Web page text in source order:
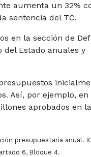
aumenta un 32%
sentencia del TC.
en la sección de
Estado anuales y
Así, por ejemplo, en
aprobados en
presupuestaria anual.
6, Bloque 4.